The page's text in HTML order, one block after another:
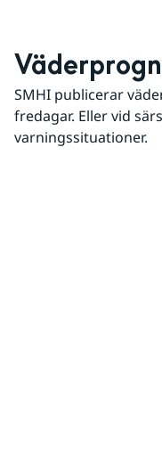
SMHI publicerar
fredagar. Eller vid
varningssituationer.